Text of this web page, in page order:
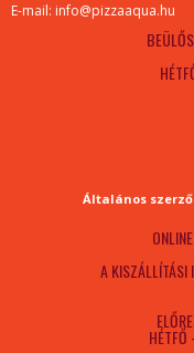
E-mail: info@pizzaaqua.hu
Általános
A KISZÁLLÍTÁSI